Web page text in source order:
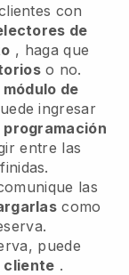
con
de
, haga que
o no.
módulo de
ingresar
programación
entre las
las
como
puede
cliente .